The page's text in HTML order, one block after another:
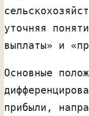
уточняя
выплаты» и
Основные
прибыли,